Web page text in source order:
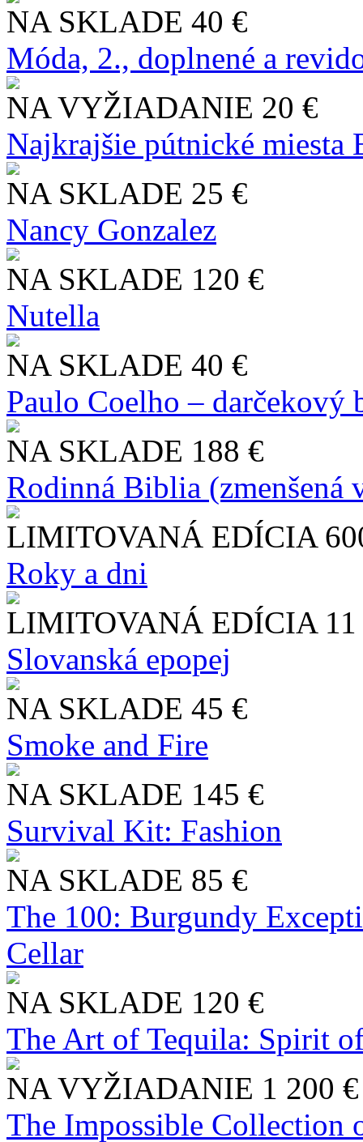
NA SKLADE 40 €
Móda, 2., doplnené a
NA VYŽIADANIE 20 €
Najkrajšie pútnické miesta
NA SKLADE 25 €
Nancy Gonzalez
NA SKLADE 120 €
Nutella
NA SKLADE 40 €
Paulo Coelho – darčekový
NA SKLADE 188 €
Rodinná Biblia (zmenšená
LIMITOVANÁ EDÍCIA
Roky a dni
LIMITOVANÁ EDÍCIA
Slo​vanská epopej
NA SKLADE 45 €
Smoke and Fire
NA SKLADE 145 €
Survival Kit: Fashion
NA SKLADE 85 €
The 100: Burgundy
Cellar
NA SKLADE 120 €
The Art of Tequila: Spirit
NA VYŽIADANIE 1 200 €
The Impossible Collection